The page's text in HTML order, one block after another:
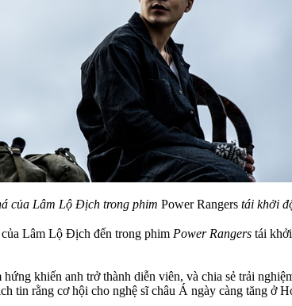
của Lâm Lộ Địch trong phim Power Rangers tái khởi
Lâm Lộ Địch đến trong phim Power Rangers tái
khiến anh trở thành diễn viên, và chia sẻ trải
rằng cơ hội cho nghệ sĩ châu Á ngày càng tăng ở